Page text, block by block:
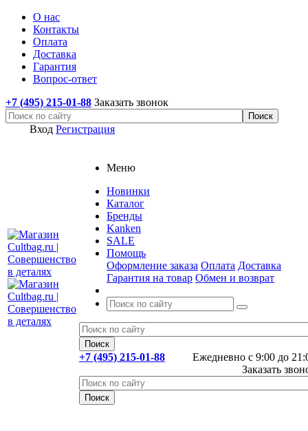
О нас
Контакты
Оплата
Доставка
Гарантия
Вопрос-ответ
+7 (495) 215-01-88 Заказать звонок
Вход Регистрация
Меню
Новинки
Каталог
Бренды
Kanken
SALE
Помощь
Оформление заказа Оплата Доставка
Гарантия на товар Обмен и возврат
Ежедневно с 9:00 до
+7 (495) 215-01-88
Заказать